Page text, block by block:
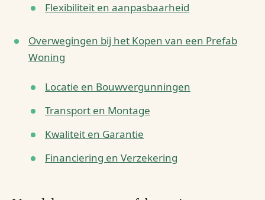
Flexibiliteit en aanpasbaarheid
Overwegingen bij het Kopen van een Prefab
Woning
Locatie en Bouwvergunningen
Transport en Montage
Kwaliteit en Garantie
Financiering en Verzekering